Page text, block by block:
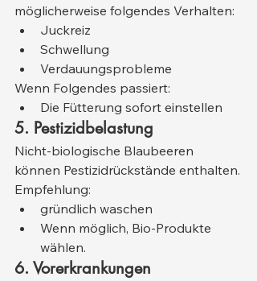
möglicherweise folgendes Verhalten:
Juckreiz
Schwellung
Verdauungsprobleme
Wenn Folgendes passiert:
Die Fütterung sofort einstellen
5. Pestizidbelastung
Nicht-biologische Blaubeeren
können Pestizidrückstände enthalten.
Empfehlung:
gründlich waschen
Wenn möglich, Bio-Produkte
wählen.
6. Vorerkrankungen